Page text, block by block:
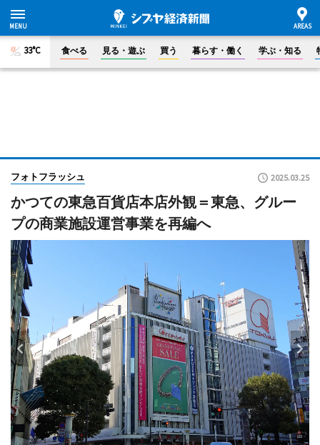
33°C 食べる 見る・遊ぶ 買う 暮らす・働く 学ぶ・知る
フォトフラッシュ 2025.03.25
かつての東急百貨店本店外観＝東急、グルー
プの商業施設運営事業を再編へ